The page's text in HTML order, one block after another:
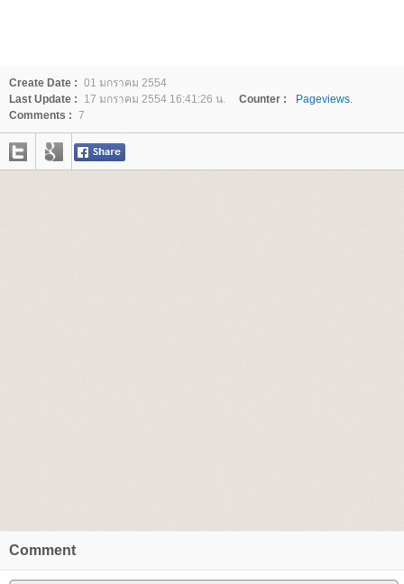
Create Date : 01 มกราคม 2554
Last Update :
17 มกราคม 2554 16:41:26 น. Counter :
Pageviews.
Comments : 7
Comment